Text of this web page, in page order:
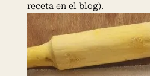
receta en el blog).